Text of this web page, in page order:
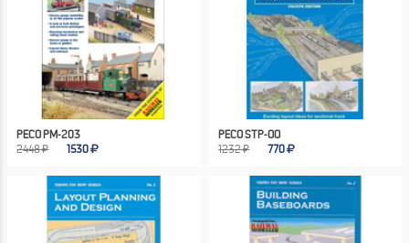
PECO PM-203
2448 ₽
1530
PECO STP-OO
1232 ₽
770